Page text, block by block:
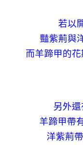
若以
豔紫荊與
而羊蹄甲的
另外還
羊蹄甲帶
洋紫荊